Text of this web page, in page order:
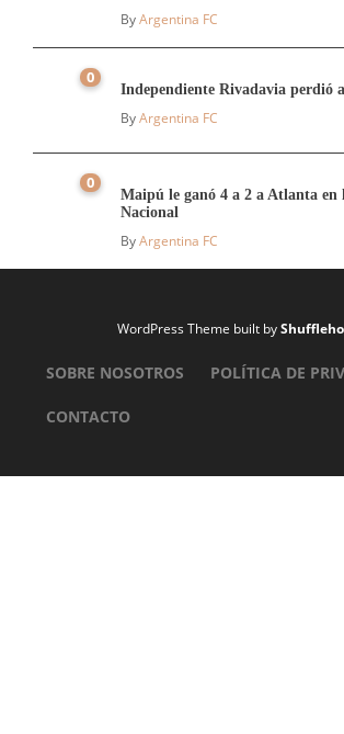
ByArgentina FC
0
Independiente Rivadavia perdió
ByArgentina FC
0
Maipú le ganó 4 a 2 a Atlanta en
Nacional
ByArgentina FC
WordPress Theme built by
SOBRE NOSOTROS POLÍTICA DE
CONTACTO